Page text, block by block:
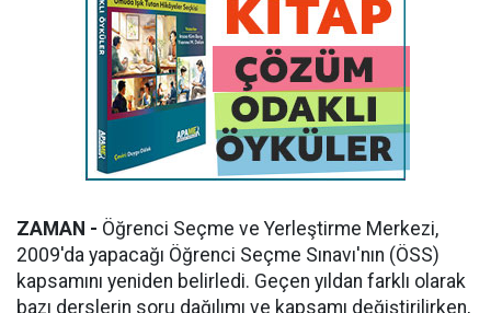
ZAMAN - Öğrenci Seçme ve Yerleştirme Merkezi,
2009'da yapacağı Öğrenci Seçme Sınavı'nın (ÖSS)
kapsamını yeniden belirledi. Geçen yıldan farklı olarak
bazı derslerin soru dağılımı ve kapsamı değiştirilirken,